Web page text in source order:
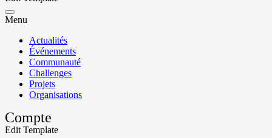
Menu
Actualités
Événements
Communauté
Challenges
Projets
Organisations
Compte
Edit Template